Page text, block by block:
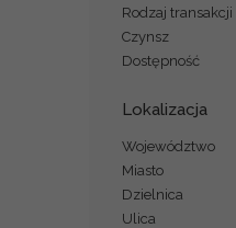
Rodzaj transakcji
Czynsz
Dostępność
Lokalizacja
Województwo
Miasto
Dzielnica
Ulica